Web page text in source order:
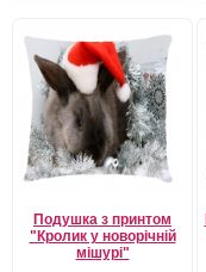
Подушка з принтом
"Кролик у новорічній
мішурі"